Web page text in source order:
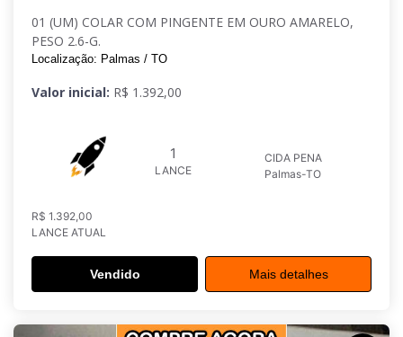
01 (UM) COLAR COM PINGENTE EM OURO AMARELO,
PESO 2.6-G.
Localização: Palmas / TO
Valor inicial: R$ 1.392,00
1
LANCE
CIDA PENA
Palmas-TO
R$ 1.392,00
LANCE ATUAL
Vendido Mais detalhes